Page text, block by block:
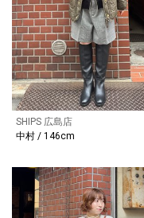
SHIPS 広島店
中村 / 146cm